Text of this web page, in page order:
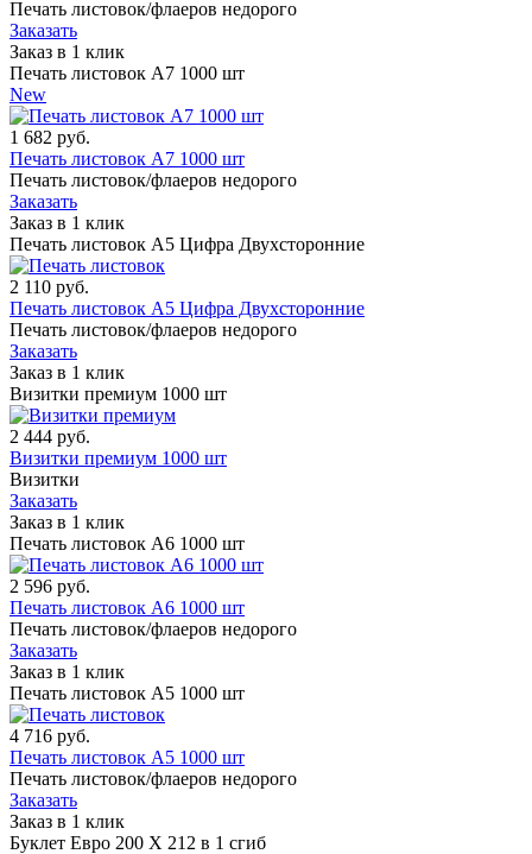
Печать листовок/флаеров недорого
Заказать
Заказ в 1 клик
Печать листовок А7 1000 шт
New
1 682 руб.
Печать листовок А7 1000 шт
Печать листовок/флаеров недорого
Заказать
Заказ в 1 клик
Печать листовок А5 Цифра Двухсторонние
2 110 руб.
Печать листовок А5 Цифра Двухсторонние
Печать листовок/флаеров недорого
Заказать
Заказ в 1 клик
Визитки премиум 1000 шт
2 444 руб.
Визитки премиум 1000 шт
Визитки
Заказать
Заказ в 1 клик
Печать листовок А6 1000 шт
2 596 руб.
Печать листовок А6 1000 шт
Печать листовок/флаеров недорого
Заказать
Заказ в 1 клик
Печать листовок А5 1000 шт
4 716 руб.
Печать листовок А5 1000 шт
Печать листовок/флаеров недорого
Заказать
Заказ в 1 клик
Буклет Евро 200 X 212 в 1 сгиб